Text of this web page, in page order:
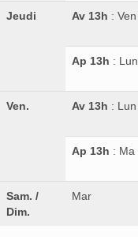
Jeudi Av 13h : Ven
Ap 13h : Lun
Ven. Av 13h : Lun
Ap 13h : Ma
Sam. /
Dim.
Mar